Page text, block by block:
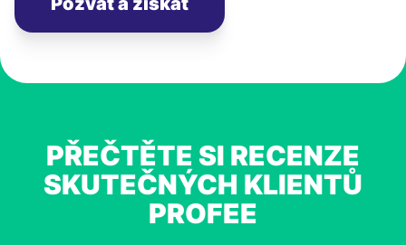
PŘEČTĚTE SI RECENZE
SKUTEČNÝCH KLIENTŮ
PROFEE